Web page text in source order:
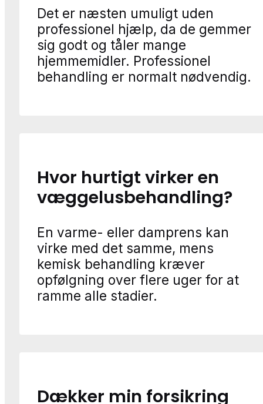
Det er næsten umuligt uden
professionel hjælp, da de gemmer
sig godt og tåler mange
hjemmemidler. Professionel
behandling er normalt nødvendig.
Hvor hurtigt virker en
væggelusbehandling?
En varme- eller damprens kan
virke med det samme, mens
kemisk behandling kræver
opfølgning over flere uger for at
ramme alle stadier.
Dækker min forsikring